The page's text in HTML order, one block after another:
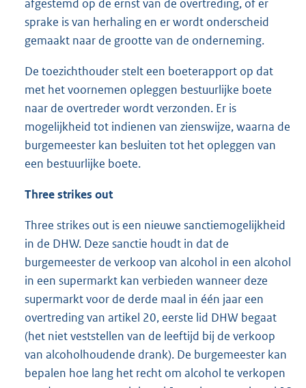
afgestemd op de ernst van de overtreding, of er
sprake is van herhaling en er wordt onderscheid
gemaakt naar de grootte van de onderneming.
De toezichthouder stelt een boeterapport op dat
met het voornemen opleggen bestuurlijke boete
naar de overtreder wordt verzonden. Er is
mogelijkheid tot indienen van zienswijze, waarna de
burgemeester kan besluiten tot het opleggen van
een bestuurlijke boete.
Three strikes out
Three strikes out is een nieuwe sanctiemogelijkheid
in de DHW. Deze sanctie houdt in dat de
burgemeester de verkoop van alcohol in een alcohol
in een supermarkt kan verbieden wanneer deze
supermarkt voor de derde maal in één jaar een
overtreding van artikel 20, eerste lid DHW begaat
(het niet veststellen van de leeftijd bij de verkoop
van alcoholhoudende drank). De burgemeester kan
bepalen hoe lang het recht om alcohol te verkopen